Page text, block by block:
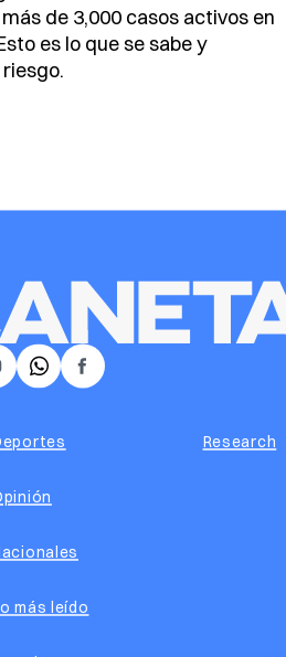
de 3,000 casos activos en
es lo que se sabe y
𝕏 Facebook
más leído
Research